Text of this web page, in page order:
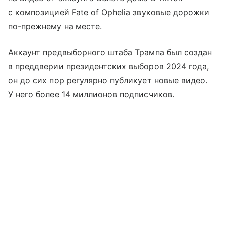
с композицией Fate of Ophelia звуковые дорожки
по-прежнему на месте.
Аккаунт предвыборного штаба Трампа был создан
в преддверии президентских выборов 2024 года,
он до сих пор регулярно публикует новые видео.
У него более 14 миллионов подписчиков.